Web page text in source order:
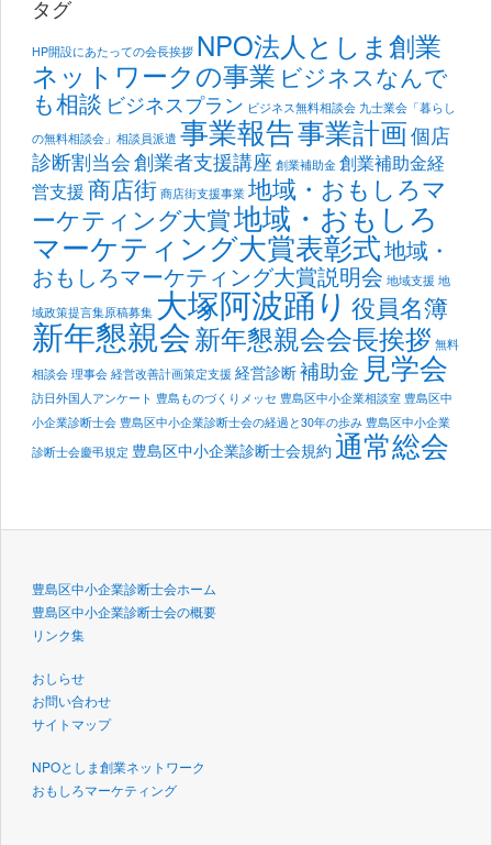
タグ
HP開設にあたっての会長挨拶 NPO法人としま創業
ネットワークの事業 ビジネスなんで
も相談 ビジネスプラン ビジネス無料相談会 九士業会「暮らし
の無料相談会」相談員派遣 事業報告事業計画個店
診断割当会創業者支援講座 創業補助金 創業補助金経
営支援商店街 商店街支援事業 地域・おもしろマ
ーケティング大賞地域・おもしろ
マーケティング大賞表彰式地域・
おもしろマーケティング大賞説明会 地域支援 地
域政策提言集原稿募集 大塚阿波踊り役員名簿
新年懇親会新年懇親会会長挨拶 無料
相談会 理事会 経営改善計画策定支援 経営診断補助金 見学会
訪日外国人アンケート 豊島ものづくりメッセ 豊島区中小企業相談室 豊島区中
小企業診断士会 豊島区中小企業診断士会の経過と30年の歩み 豊島区中小企業
診断士会慶弔規定 豊島区中小企業診断士会規約 通常総会
豊島区中小企業診断士会ホーム
豊島区中小企業診断士会の概要
リンク集
おしらせ
お問い合わせ
サイトマップ
NPOとしま創業ネットワーク
おもしろマーケティング